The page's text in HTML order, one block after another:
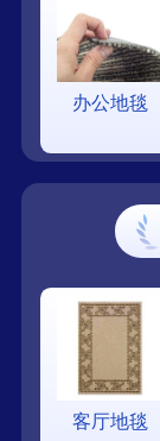
办公地毯
客厅地毯